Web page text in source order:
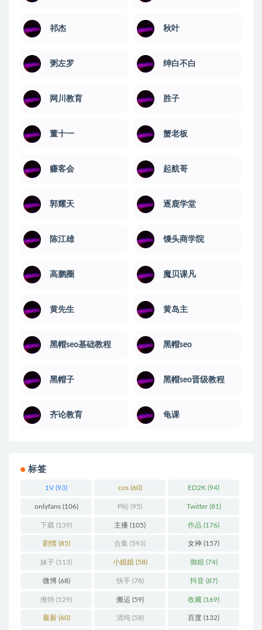
祁杰 秋叶
粥左罗 绅白不白
网川教育 ​胜子
董十一 蟹老板
赚客会 起航哥
郭耀天 逐鹿学堂
陈江雄 馒头商学院
高鹏圈 魔贝课凡
黄先生 黄岛主
黑帽seo基础教程 黑帽seo
黑帽子 黑帽seo晋级教程
齐论教育 龟课
标签
1V (93) cos(60) ED2K (94)
onlyfans(106) P站 (95) Twitter(81)
下载 (139) 主播 (105) 作品 (176)
剧情(85) 合集 (593) 女神 (157)
妹子 (113) 小姐姐 (58) 御姐 (74)
微博(68) 快手(78) 抖音(87)
推特 (129) 搬运 (59) 收藏 (169)
最新(60) 清纯(58) 百度 (132)